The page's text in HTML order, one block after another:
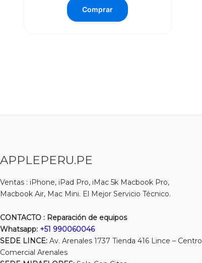
era:
S/ 1,785.00.
Comprar
APPLEPERU.PE
Ventas : iPhone, iPad Pro, iMac 5k Macbook Pro,
Macbook Air, Mac Mini. El Mejor Servicio Técnico.
CONTACTO : Reparación de equipos
Whatsapp: +51 990060046
SEDE LINCE: Av. Arenales 1737 Tienda 416 Lince – Centro
Comercial Arenales